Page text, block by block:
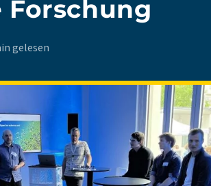
gelesen